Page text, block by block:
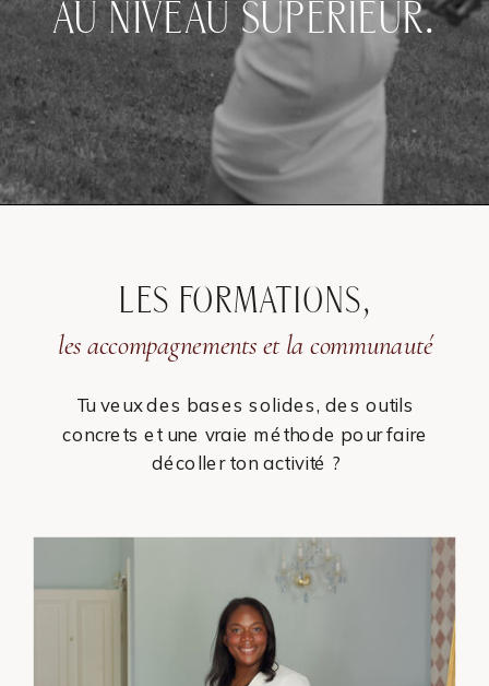
AU NIVEAU SUPÉRIEUR.
LES FORMATIONS,
les accompagnements et la communauté
Tu veux des bases solides, des outils
concrets et une vraie méthode pour faire
décoller ton activité ?